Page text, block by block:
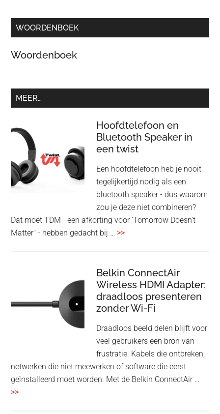
WOORDENBOEK
Woordenboek
MEER…
Hoofdtelefoon en
Bluetooth Speaker in
een twist
Een hoofdtelefoon heb je nooit
tegelijkertijd nodig als een
bluetooth speaker - dus waarom
zou je deze niet combineren?
Dat moet TDM - een afkorting voor 'Tomorrow Doesn't
Matter" - hebben gedacht bij … >>overHoofdtelefoon
Speaker
in
een
twist
Belkin ConnectAir
Wireless HDMI Adapter:
draadloos presenteren
zonder Wi-Fi
Draadloos beeld delen blijft voor
veel gebruikers een bron van
frustratie. Kabels die ontbreken,
netwerken die niet meewerken of software die eerst
geïnstalleerd moet worden. Met de Belkin ConnectAir …
>>overBelkin